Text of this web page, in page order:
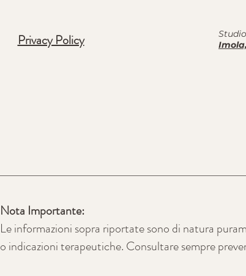
Privacy Policy
Nota Importante:
Le informazioni sopra riportate sono di natura
o indicazioni terapeutiche. Consultare sempre